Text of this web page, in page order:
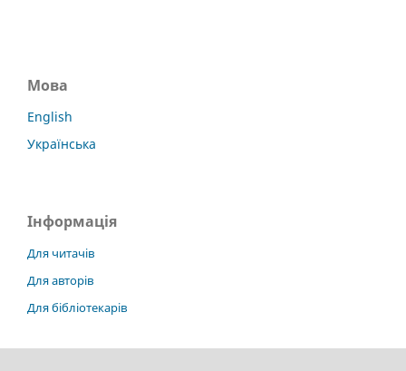
Мова
English
Українська
Інформація
Для читачів
Для авторів
Для бібліотекарів